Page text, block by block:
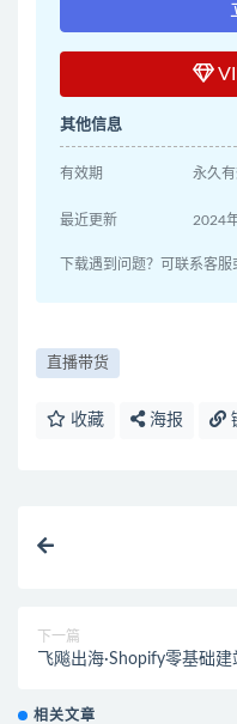
其他信息
有效期 永久
最近更新 2024
下载遇到问题？可联系客
直播带货
收藏 海报
下一篇
飞飚出海·Shopify零基础
相关文章